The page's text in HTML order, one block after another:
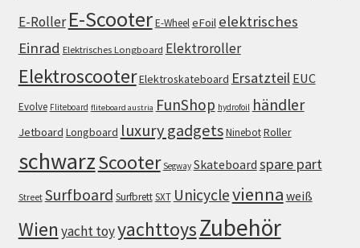
E-Roller E-ScooterE-WheeleFoil elektrisches
Einrad Elektrisches Longboard Elektroroller
ElektroscooterElektroskateboard Ersatzteil EUC
Evolve Fliteboard fliteboard austria FunShop hydrofoil händler
Jetboard Longboard luxury gadgetsNinebotRoller
schwarzScooter Segway Skateboard spare part
Street Surfboard SurfbrettSXT Unicyclevienna weiß
Wien yacht toyyachttoysZubehör